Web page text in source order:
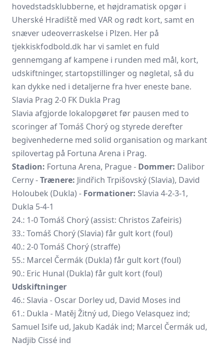
hovedstadsklubberne, et højdramatisk opgør i
Uherské Hradiště med VAR og rødt kort, samt en
snæver udeoverraskelse i Plzen. Her på
tjekkiskfodbold.dk har vi samlet en fuld
gennemgang af kampene i runden med mål, kort,
udskiftninger, startopstillinger og nøgletal, så du
kan dykke ned i detaljerne fra hver eneste bane.
Slavia Prag 2-0 FK Dukla Prag
Slavia afgjorde lokalopgøret før pausen med to
scoringer afTomáš Chorý og styrede derefter
begivenhederne med solid organisation og markant
spilovertag på Fortuna Arena i Prag.
Stadion: Fortuna Arena, Prague - Dommer: Dalibor
Cerny -Trænere: Jindřich Trpišovský (Slavia), David
Holoubek (Dukla) - Formationer: Slavia 4-2-3-1,
Dukla 5-4-1
24.: 1-0 Tomáš Chorý (assist: Christos Zafeiris)
33.: Tomáš Chorý (Slavia) får gult kort (foul)
40.: 2-0 Tomáš Chorý (straffe)
55.: Marcel Čermák (Dukla) får gult kort (foul)
90.: Eric Hunal (Dukla) får gult kort (foul)
Udskiftninger
46.: Slavia - Oscar Dorley ud, David Moses ind
61.: Dukla - Matěj Žitný ud, Diego Velasquez ind;
Samuel Isife ud, Jakub Kadák ind; Marcel Čermák ud,
Nadjib Cissé ind